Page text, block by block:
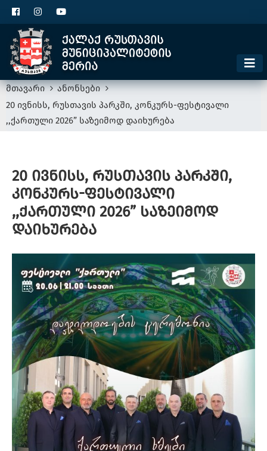
მთავარი
ანონსები
20 ივნისს, რუსთავის პარკში, კონკურს-ფესტივალი
,,ქართული 2026” საზეიმოდ დაიხურება
20 ივნისს, რუსთავის პარკში,
კონკურს-ფესტივალი
,,ქართული 2026” საზეიმოდ
დაიხურება